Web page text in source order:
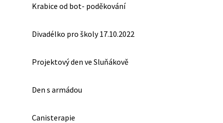
Krabice od bot- poděkování
Divadélko pro školy 17.10.2022
Projektový den ve Sluňákově
Den s armádou
Canisterapie